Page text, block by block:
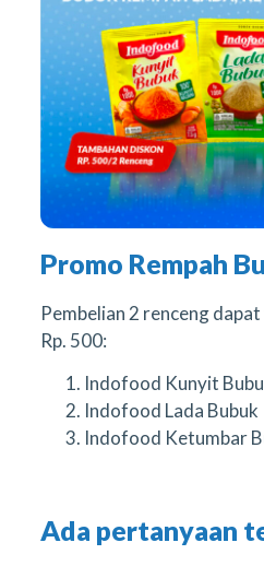
Promo Rempah
Pembelian 2 renceng
Rp. 500:
Indofood Kunyit
Indofood Lada Bubuk
Indofood Ketumbar
Ada pertanyaan